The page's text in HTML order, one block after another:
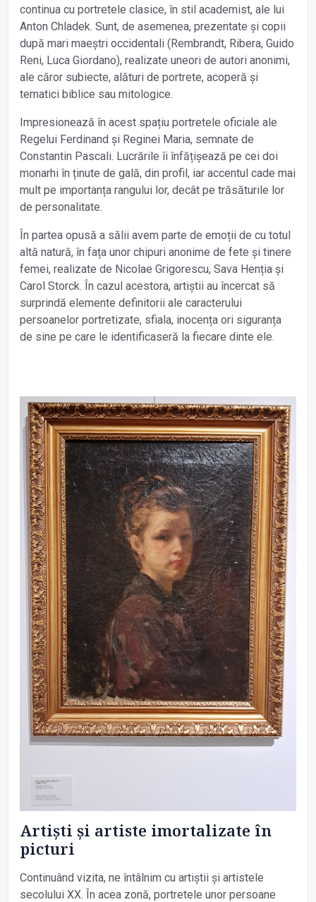
continua cu portretele clasice, în stil academist, ale lui
Anton Chladek. Sunt, de asemenea, prezentate și copii
după mari maeștri occidentali (Rembrandt, Ribera, Guido
Reni, Luca Giordano), realizate uneori de autori anonimi,
ale căror subiecte, alături de portrete, acoperă și
tematici biblice sau mitologice.
Impresionează în acest spațiu portretele oficiale ale
Regelui Ferdinand și Reginei Maria, semnate de
Constantin Pascali. Lucrările îi înfățișează pe cei doi
monarhi în ținute de gală, din profil, iar accentul cade mai
mult pe importanța rangului lor, decât pe trăsăturile lor
de personalitate.
În partea opusă a sălii avem parte de emoții de cu totul
altă natură, în fața unor chipuri anonime de fete și tinere
femei, realizate de Nicolae Grigorescu, Sava Henția și
Carol Storck. În cazul acestora, artiștii au încercat să
surprindă elemente definitorii ale caracterului
persoanelor portretizate, sfiala, inocența ori siguranța
de sine pe care le identificaseră la fiecare dinte ele.
Artiști și artiste imortalizate în
picturi
Continuând vizita, ne întâlnim cu artiștii și artistele
secolului XX. În acea zonă, portretele unor persoane